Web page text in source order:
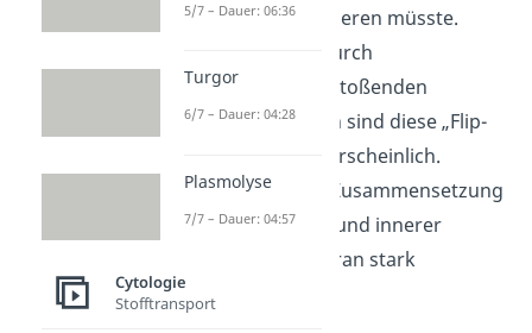
Innenbereich passieren müsste.
Aufgrund der dadurch
resultierenden abstoßenden
Wechselwirkungen sind diese „Flip-
Flops“ sehr unwahrscheinlich.
Deshalb kann die Zusammensetzung
zwischen äußerer und innerer
Schicht der Membran stark
variieren.
5/7 – Dauer: 06:36
Turgor
6/7 – Dauer: 04:28
Plasmolyse
7/7 – Dauer: 04:57
Cytologie
Stofftransport